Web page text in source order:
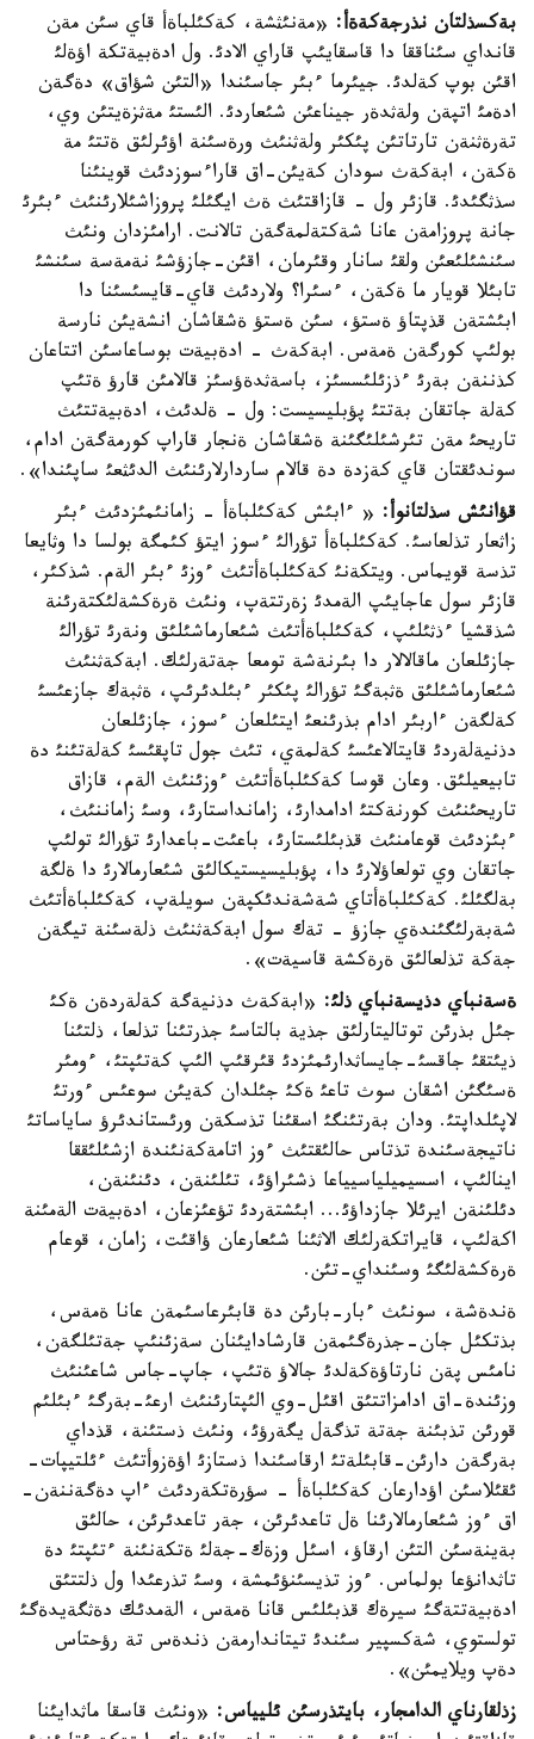
بةكسذلتان نذرجةكةةأ: «مةنئثشة، كةكئلباةأ قاي سئن مةن
قانداي سئناققا دا قاسقايئپ قاراي الادئ. ول ادةبيةتكة اؤةلئ
اقئن بوپ كةلدئ. جيئرما ءبئر جاسئندا «التئن شؤاق» دةگةن
ادةمئ اتپةن ولةثدةر جيناعئن شئعاردئ. الئستئ مةثزةيتئن وي،
تةرةثنةن تارتاتئن پئكئر ولةثنئث ورةسئنة اؤئرلئق ةتتئ مة
ةكةن، ابةكةث سودان كةيئن-اق قاراءسوزدئث قوينئنا
سذثگئدئ. قازئر ول - قازاقتئث ةث ايگئلئ پروزاشئلارئنئث ءبئرئ
جانة پروزامةن عانا شةكتةلمةگةن تالانت. ارامئزدان ونئث
سئنشئلئعئن ولقئ سانار وقئرمان، اقئن-جازؤشئ نةمةسة سئنشئ
تابئلا قويار ما ةكةن، ءسئرا؟ ولاردئث قاي-قايسئسئنا دا
ابئشتةن قذپتاؤ ةستؤ، سئن ةستؤ ةشقاشان انشةيئن نارسة
بولئپ كورگةن ةمةس. ابةكةث - ادةبيةت بوساعاسئن اتتاعان
كذننةن بةرئ ءذزئلئسسئز، باسةثدةؤسئز قالامئن قارؤ ةتئپ
كةلة جاتقان بةتتئ پؤبليسيست: ول - ةلدئث، ادةبيةتتئث
تاريحئ مةن تئرشئلئگئنة ةشقاشان ةنجار قاراپ كورمةگةن ادام،
سوندئقتان قاي كةزدة دة قالام ساردارلارئنئث الدئثعئ ساپئندا».
قؤانئش سذلتانوأ: « ءابئش كةكئلباةأ - زامانئمئزدئث ءبئر
زاثعار تذلعاسئ. كةكئلباةأ تؤرالئ ءسوز ايتؤ كئمگة بولسا دا وثايعا
تذسة قويماس. ويتكةنئ كةكئلباةأتئث ءوزئ ءبئر الةم. شذكئر،
قازئر سول عاجايئپ الةمدئ زةرتتةپ، ونئث ةرةكشةلئكتةرئنة
شذقشيا ءذثئلئپ، كةكئلباةأتئث شئعارماشئلئق ونةرئ تؤرالئ
جازئلعان ماقالالار دا بئرنةشة تومعا جةتةرلئك. ابةكةثنئث
شئعارماشئلئق ةثبةگئ تؤرالئ پئكئر ءبئلدئرئپ، ةثبةك جازعئسئ
كةلگةن ءاربئر ادام بذرئنعئ ايتئلعان ءسوز، جازئلعان
دذنيةلةردئ قايتالاعئسئ كةلمةي، تئث جول تاپقئسئ كةلةتئنئ دة
تابيعيلئق. وعان قوسا كةكئلباةأتئث ءوزئنئث الةم، قازاق
تاريحئنئث كورنةكتئ ادامدارئ، زامانداستارئ، وسئ زاماننئث،
ءبئزدئث قوعامنئث قذبئلئستارئ، باعئت-باعدارئ تؤرالئ تولئپ
جاتقان وي تولعاؤلارئ دا، پؤبليسيستيكالئق شئعارمالارئ دا ةلگة
بةلگئلئ. كةكئلباةأتاي شةشةندئكپةن سويلةپ، كةكئلباةأتئث
شةبةرلئگئندةي جازؤ - تةك سول ابةكةثنئث ذلةسئنة تيگةن
جةكة تذلعالئق ةرةكشة قاسيةت».
ةسةنباي دذيسةنباي ذلئ: «ابةكةث دذنيةگة كةلةردةن ةكئ
جئل بذرئن توتاليتارلئق جذية بالتاسئ جذرتئنا تذلعا، ذلتئنا
ذيئتقئ جاقسئ-جايساثدارئمئزدئ قئرقئپ الئپ كةتئپتئ، ءومئر
ةسئگئن اشقان سوث تاعئ ةكئ جئلدان كةيئن سوعئس ءورتئ
لاپئلداپتئ. ودان بةرتئنگئ اسقئنا تذسكةن ورئستاندئرؤ ساياساتئ
ناتيجةسئندة تذتاس حالئقتئث ءوز اتامةكةنئندة ازشئلئققا
اينالئپ، اسسيميلياسيياعا ذشئراؤئ، تئلئنةن، دئنئنةن،
دئلئنةن ايرئلا جازداؤئ... ابئشتةردئ تؤعئزعان، ادةبيةت الةمئنة
اكةلئپ، قايراتكةرلئك الاثئنا شئعارعان ؤاقئت، زامان، قوعام
ةرةكشةلئگئ وسئنداي-تئن.
ةندةشة، سونئث ءبار-بارئن دة قابئرعاسئمةن عانا ةمةس،
بذتكئل جان-جذرةگئمةن قارشادايئنان سةزئنئپ جةتئلگةن،
نامئس پةن نارتاؤةكةلدئ جالاؤ ةتئپ، جاپ-جاس شاعئنئث
وزئندة-اق ادامزاتتئق اقئل-وي الئپتارئنئث ارعئ-بةرگئ ءبئلئم
قورئن تذبئنة جةتة تذگةل يگةرؤئ، ونئث ذستئنة، قذداي
بةرگةن دارئن-قابئلةتئ ارقاسئندا ذستازئ اؤةزوأتئث ءئلتيپات-
ئقئلاسئن اؤدارعان كةكئلباةأ - سؤرةتكةردئث ءاپ دةگةننةن-
اق ءوز شئعارمالارئنا ةل تاعدئرئن، جةر تاعدئرئن، حالئق
بةينةسئن التئن ارقاؤ، اسئل وزةك-جةلئ ةتكةنئنة ءتئپتئ دة
تاثدانؤعا بولماس. ءوز تذيسئنؤئمشة، وسئ تذرعئدا ول ذلتتئق
ادةبيةتتةگئ سيرةك قذبئلئس قانا ةمةس، الةمدئك دةثگةيدةگئ
تولستوي، شةكسپير سئندئ تيتاندارمةن ذندةس تة رؤحتاس
دةپ ويلايمئن».
زذلقارناي الدامجار، بايتذرسئن ئليياس: «ونئث قاسقا ماثدايئنا